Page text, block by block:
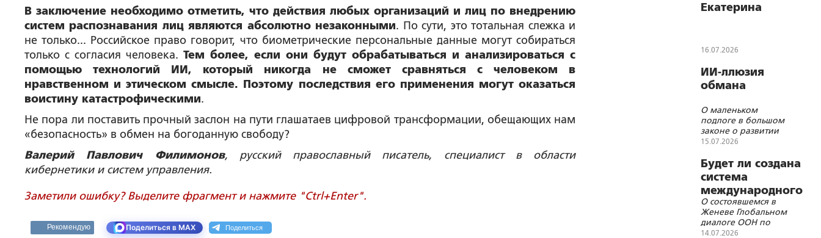
В заключение необходимо отметить, что действия любых организаций и лиц по внедрению
систем распознавания лиц являются абсолютно незаконными. По сути, это тотальная слежка и
не только... Российское право говорит, что биометрические персональные данные могут собираться
только с согласия человека. Тем более, если они будут обрабатываться и анализироваться с
помощью технологий ИИ, который никогда не сможет сравняться с человеком в
нравственном и этическом смысле. Поэтому последствия его применения могут оказаться
воистину катастрофическими.
Не пора ли поставить прочный заслон на пути глашатаев цифровой трансформации, обещающих нам
«безопасность» в обмен на богоданную свободу?
Валерий Павлович Филимонов, русский православный писатель, специалист в области
кибернетики и систем управления.
Заметили ошибку? Выделите фрагмент и нажмите "Ctrl+Enter".
Рекомендую Поделиться в MAX Поделиться
Екатерина
привести к
морали»
16.07.2026
ИИ-ллюзия
обмана
О маленьком
подлоге в большом
законе о развитии
нейросетей
15.07.2026
Будет ли создана
система
международного
регулирования
ИИ?
О состоявшемся в
Женеве Глобальном
диалоге ООН по
вопросам управления
14.07.2026